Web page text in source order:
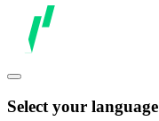
Select your language